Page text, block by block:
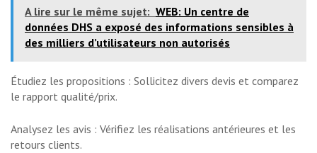
A lire sur le même sujet: WEB: Un centre de
données DHS a exposé des informations sensibles à
des milliers d’utilisateurs non autorisés
Étudiez les propositions : Sollicitez divers devis et comparez
le rapport qualité/prix.
Analysez les avis : Vérifiez les réalisations antérieures et les
retours clients.